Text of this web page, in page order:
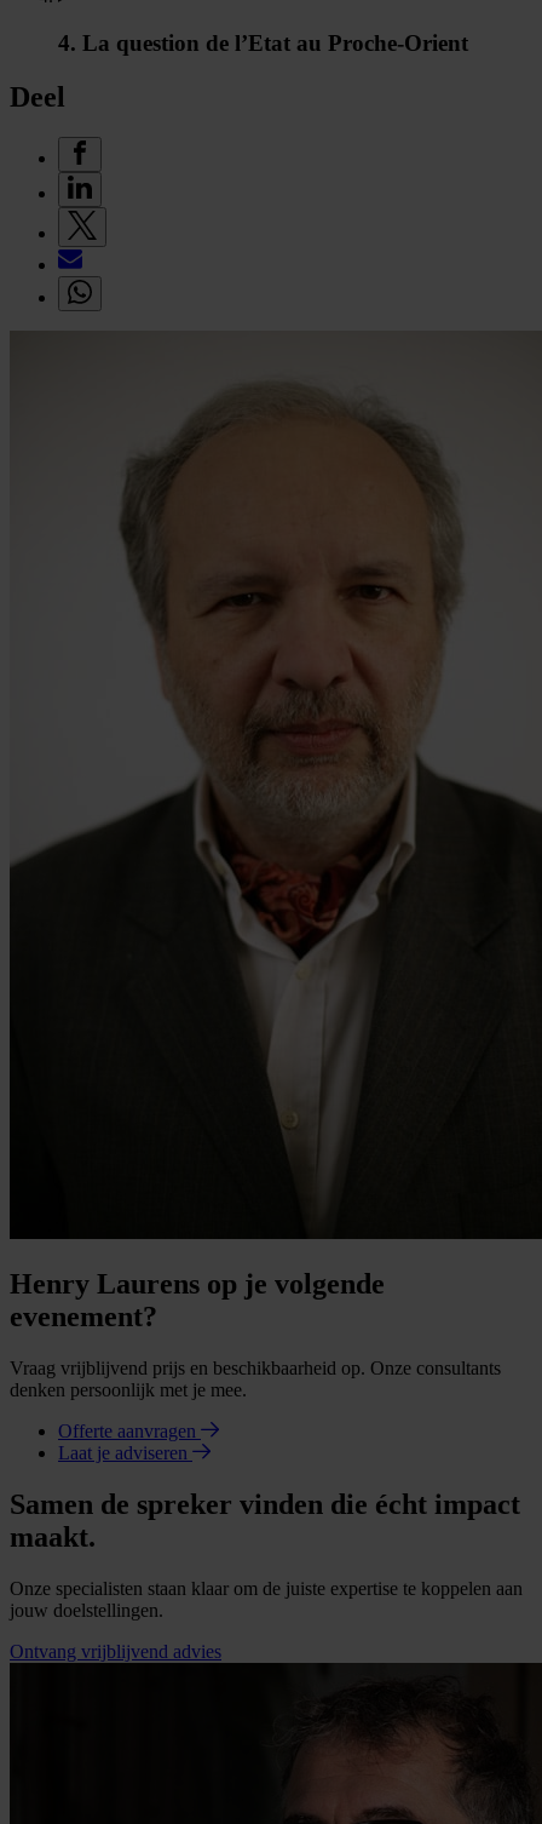
4. La question de l’Etat au Proche-Orient
Deel
Henry Laurens op je volgende
evenement?
Vraag vrijblijvend prijs en beschikbaarheid op. Onze consultants
denken persoonlijk met je mee.
Offerte aanvragen
Laat je adviseren
Samen de spreker vinden die écht impact
maakt.
Onze specialisten staan klaar om de juiste expertise te koppelen aan
jouw doelstellingen.
Ontvang vrijblijvend advies